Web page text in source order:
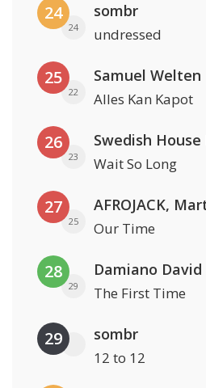
24
24
sombr
undressed
25
22
Samuel Welten
Alles Kan Kapot
26
23
Swedish
Wait So Long
27
25 Our Time
28
29
Damiano David
The First Time
29 sombr
12 to 12